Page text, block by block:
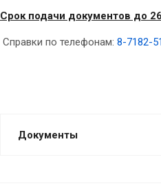
Срок подачи документов до
Справки по телефонам: 8-7182-
Документы